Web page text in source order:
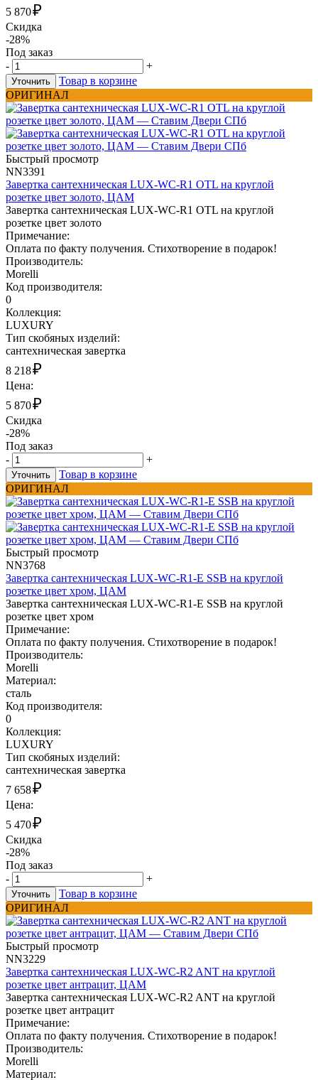
5 870₽
Скидка
-28%
Под заказ
-
+
Уточнить
Товар в корзине
ОРИГИНАЛ
Быстрый просмотр
NN3391
Завертка сантехническая LUX-WC-R1 OTL на круглой
розетке цвет золото, ЦАМ
Завертка сантехническая LUX-WC-R1 OTL на круглой
розетке цвет золото
Примечание:
Оплата по факту получения. Стихотворение в подарок!
Производитель:
Morelli
Код производителя:
0
Коллекция:
LUXURY
Тип скобяных изделий:
сантехническая завертка
8 218₽
Цена:
5 870₽
Скидка
-28%
Под заказ
-
+
Уточнить
Товар в корзине
ОРИГИНАЛ
Быстрый просмотр
NN3768
Завертка сантехническая LUX-WC-R1-E SSB на круглой
розетке цвет хром, ЦАМ
Завертка сантехническая LUX-WC-R1-E SSB на круглой
розетке цвет хром
Примечание:
Оплата по факту получения. Стихотворение в подарок!
Производитель:
Morelli
Материал:
сталь
Код производителя:
0
Коллекция:
LUXURY
Тип скобяных изделий:
сантехническая завертка
7 658₽
Цена:
5 470₽
Скидка
-28%
Под заказ
-
+
Уточнить
Товар в корзине
ОРИГИНАЛ
Быстрый просмотр
NN3229
Завертка сантехническая LUX-WC-R2 ANT на круглой
розетке цвет антрацит, ЦАМ
Завертка сантехническая LUX-WC-R2 ANT на круглой
розетке цвет антрацит
Примечание:
Оплата по факту получения. Стихотворение в подарок!
Производитель:
Morelli
Материал: